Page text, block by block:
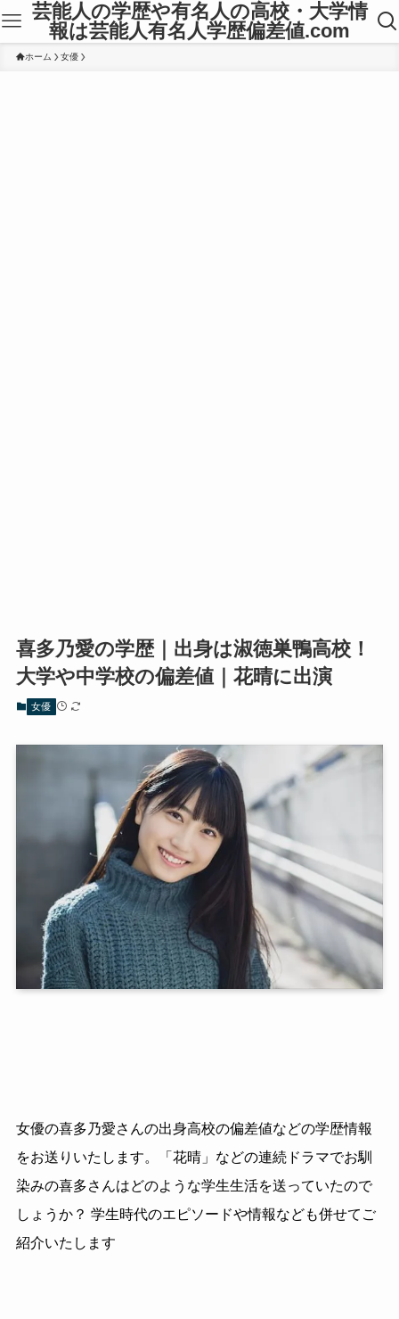
芸能人の学歴や有名人の高校・大学情
報は芸能人有名人学歴偏差値.com
ホーム 女優
喜多乃愛の学歴｜出身は淑徳巣鴨高校！
大学や中学校の偏差値｜花晴に出演
女優
女優の喜多乃愛さんの出身高校の偏差値などの学歴情報
をお送りいたします。「花晴」などの連続ドラマでお馴
染みの喜多さんはどのような学生生活を送っていたので
しょうか？ 学生時代のエピソードや情報なども併せてご
紹介いたします